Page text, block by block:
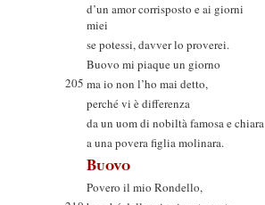
d’un amor corrisposto e ai giorni
miei
se potessi, davver lo proverei.
Buovo mi piaque un giorno
205 ma io non l’ho mai detto,
perché vi è differenza
da un uom di nobiltà famosa e chiara
a una povera figlia molinara.
Buovo
Povero il mio Rondello,